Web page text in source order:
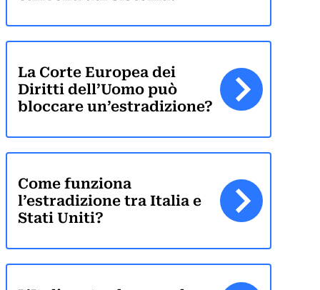
La Corte Europea dei
Diritti dell’Uomo può
bloccare un’estradizione?
Come funziona
l’estradizione tra Italia e
Stati Uniti?